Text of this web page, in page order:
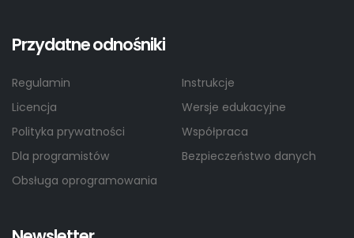
Przydatne odnośniki
Regulamin
Licencja
Polityka prywatności
Dla programistów
Obsługa oprogramowania
Instrukcje
Wersje edukacyjne
Współpraca
Bezpieczeństwo danych